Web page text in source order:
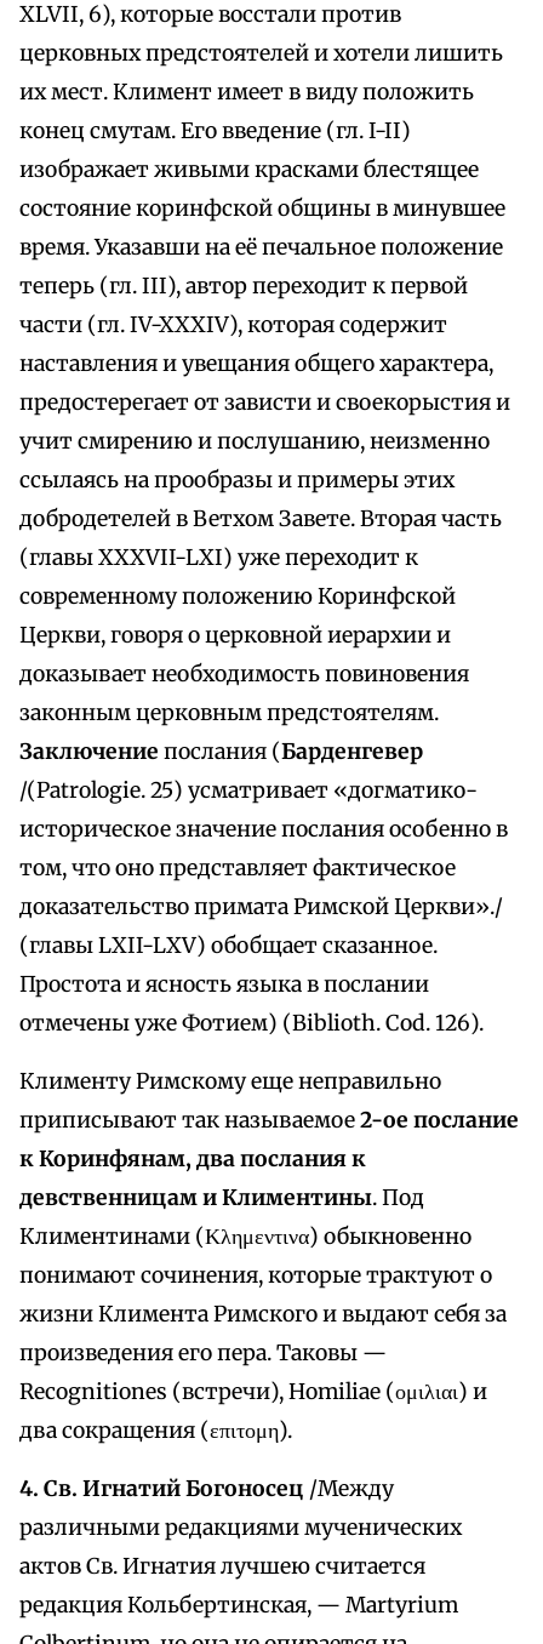
XLVII, 6), которые восстали против
церковных предстоятелей и хотели лишить
их мест. Климент имеет в виду положить
конец смутам. Его введение (гл. I-II)
изображает живыми красками блестящее
состояние коринфской общины в минувшее
время. Указавши на её печальное положение
теперь (гл. III), автор переходит к первой
части (гл. IV-XXXIV), которая содержит
наставления и увещания общего характера,
предостерегает от зависти и своекорыстия и
учит смирению и послушанию, неизменно
ссылаясь на прообразы и примеры этих
добродетелей в Ветхом Завете. Вторая часть
(главы XXXVII-LXI) уже переходит к
современному положению Коринфской
Церкви, говоря о церковной иерархии и
доказывает необходимость повиновения
законным церковным предстоятелям.
Заключение послания (Барденгевер
/(Patrologie. 25) усматривает «догматико-
историческое значение послания особенно в
том, что оно представляет фактическое
доказательство примата Римской Церкви»./
(главы LXII-LXV) обобщает сказанное.
Простота и ясность языка в послании
отмечены уже Фотием) (Biblioth. Cod. 126).
Клименту Римскому еще неправильно
приписывают так называемое2-ое послание
к Коринфянам, два послания к
девственницам и Климентины. Под
Климентинами (Κλημεντινα) обыкновенно
понимают сочинения, которые трактуют о
жизни Климента Римского и выдают себя за
произведения его пера. Таковы —
Recognitiones (встречи), Homiliae (ομιλιαι) и
два сокращения (επιτομη).
4. Св. Игнатий Богоносец /Между
различными редакциями мученических
актов Св. Игнатия лучшею считается
редакция Кольбертинская, — Martyrium